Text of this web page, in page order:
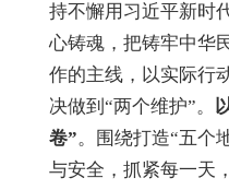
持不懈用习近平新时
心铸魂，把铸牢中华
作的主线，以实际行
决做到“两个维护”。
卷”。围绕打造“五个
与安全，抓紧每一天